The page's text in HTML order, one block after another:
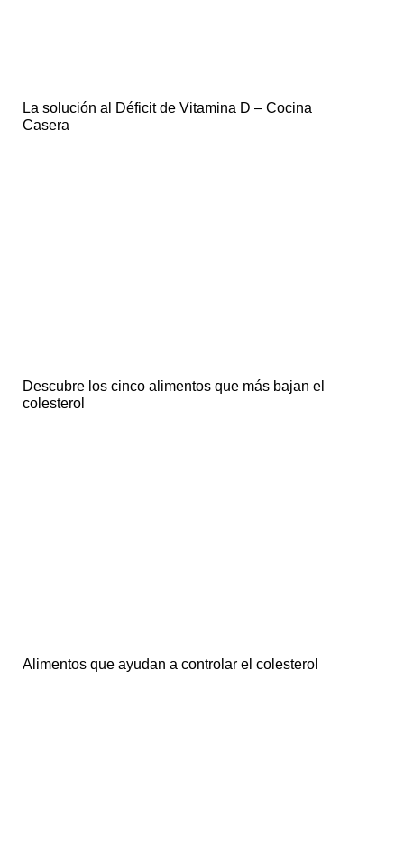
La solución al Déficit de Vitamina D – Cocina
Casera
Descubre los cinco alimentos que más bajan el
colesterol
Alimentos que ayudan a controlar el colesterol